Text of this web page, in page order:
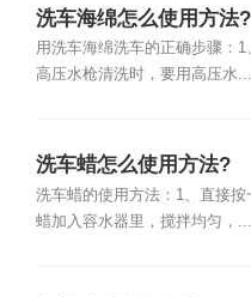
洗车海绵怎么使用方法?
用洗车海绵洗车的正确步骤：1
高压水枪清洗时，要用高压水...
洗车蜡怎么使用方法?
洗车蜡的使用方法：1、直接按
蜡加入容水器里，搅拌均匀，...